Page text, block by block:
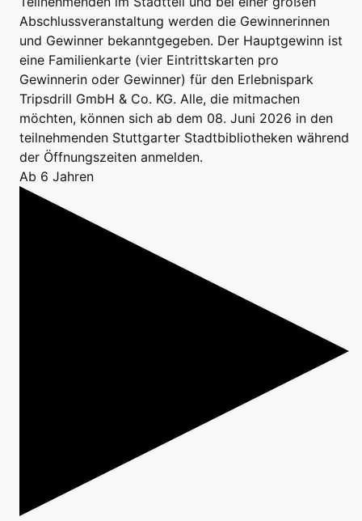
Abschlussveranstaltung werden die Gewinnerinnen
und Gewinner bekanntgegeben. Der Hauptgewinn ist
eine Familienkarte (vier Eintrittskarten pro
Gewinnerin oder Gewinner) für den Erlebnispark
Tripsdrill GmbH & Co. KG. Alle, die mitmachen
möchten, können sich ab dem 08. Juni 2026 in den
teilnehmenden Stuttgarter Stadtbibliotheken während
der Öffnungszeiten anmelden.
Ab 6 Jahren